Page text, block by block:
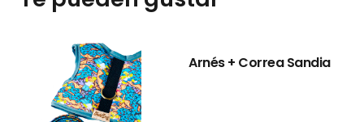
Arnés + Correa Sandia